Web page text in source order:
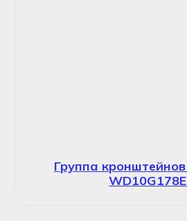
Группа